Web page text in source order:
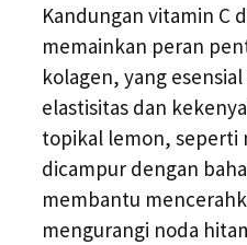
Kandungan vitamin C
memainkan peran
kolagen, yang
elastisitas dan
topikal lemon, seperti
dicampur dengan
membantu
mengurangi noda